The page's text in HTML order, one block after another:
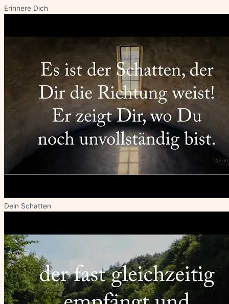
Erinnere Dich
Dein Schatten